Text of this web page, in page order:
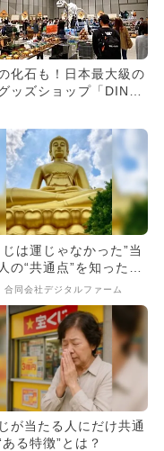
化石も！日本最大級の
ッズショップ「DINO
じは運じゃなかった”当
の“共通点”を知っただ
合同会社デジタルファーム
が当たる人にだけ共通
ある特徴”とは？